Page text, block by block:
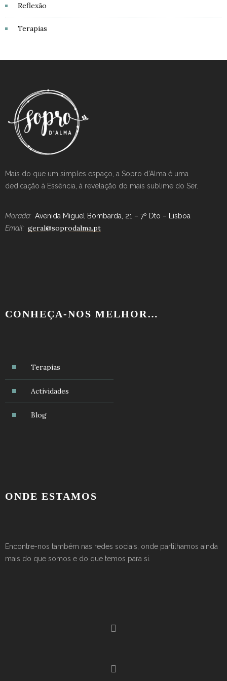
Reflexão
Terapias
Mais do que um simples espaço, a Sopro d’Alma é uma
dedicação à Essência, à revelação do mais sublime do Ser.
Morada: Avenida Miguel Bombarda, 21 – 7º Dto – Lisboa
Email: geral@soprodalma.pt
CONHEÇA-NOS MELHOR…
Terapias
Actividades
Blog
ONDE ESTAMOS
Encontre-nos também nas redes sociais, onde partilhamos ainda
mais do que somos e do que temos para si.